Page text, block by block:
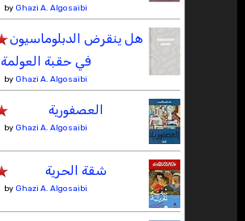
by Ghazi A. Algosaibi
هل ينقرض الدبلوماسيون
في حقبة العولمة
by Ghazi A. Algosaibi
العصفورية
by Ghazi A. Algosaibi
شقة الحرية
by Ghazi A. Algosaibi